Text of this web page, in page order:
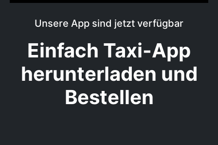
Unsere App sind jetzt verfügbar
Einfach Taxi-App
herunterladen und
Bestellen